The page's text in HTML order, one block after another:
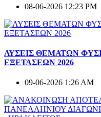
08-06-2026 12:23 PM
ΛΥΣΕΙΣ ΘΕΜΑΤΩΝ
ΕΞΕΤΑΣΕΩΝ 2026
09-06-2026 1:26 AM